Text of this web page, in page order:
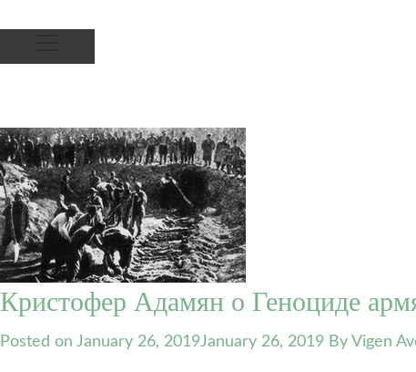
Кристофер Адамян о Геноциде
Posted on January 26, 2019January 26, 2019 By Vigen